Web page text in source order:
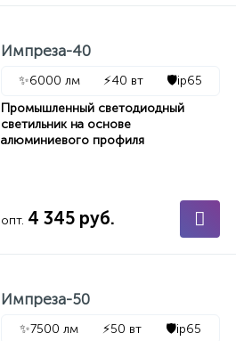
Импреза-40
✨6000 лм ⚡40 вт 🛡️ip65
Промышленный светодиодный
светильник на основе
алюминиевого профиля
опт. 4 345 руб.
Импреза-50
✨7500 лм ⚡50 вт 🛡️ip65